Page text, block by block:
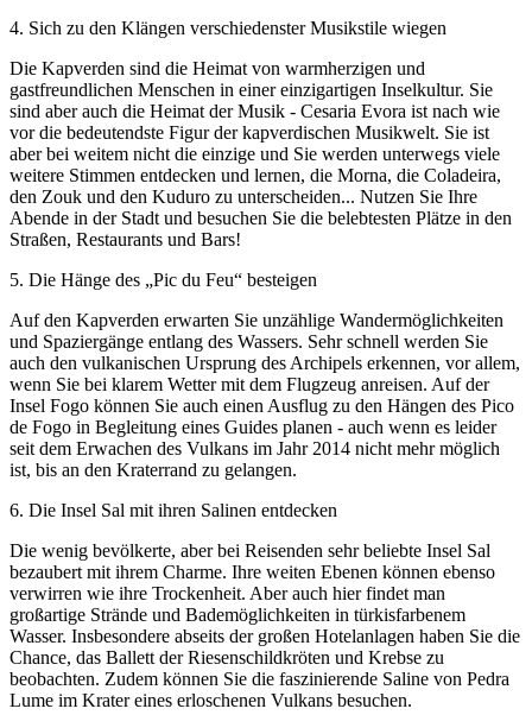
4. Sich zu den Klängen verschiedenster Musikstile wiegen
Die Kapverden sind die Heimat von warmherzigen und
gastfreundlichen Menschen in einer einzigartigen Inselkultur. Sie
sind aber auch die Heimat der Musik - Cesaria Evora ist nach wie
vor die bedeutendste Figur der kapverdischen Musikwelt. Sie ist
aber bei weitem nicht die einzige und Sie werden unterwegs viele
weitere Stimmen entdecken und lernen, die Morna, die Coladeira,
den Zouk und den Kuduro zu unterscheiden... Nutzen Sie Ihre
Abende in der Stadt und besuchen Sie die belebtesten Plätze in den
Straßen, Restaurants und Bars!
5. Die Hänge des „Pic du Feu“ besteigen
Auf den Kapverden erwarten Sie unzählige Wandermöglichkeiten
und Spaziergänge entlang des Wassers. Sehr schnell werden Sie
auch den vulkanischen Ursprung des Archipels erkennen, vor allem,
wenn Sie bei klarem Wetter mit dem Flugzeug anreisen. Auf der
Insel Fogo können Sie auch einen Ausflug zu den Hängen des Pico
de Fogo in Begleitung eines Guides planen - auch wenn es leider
seit dem Erwachen des Vulkans im Jahr 2014 nicht mehr möglich
ist, bis an den Kraterrand zu gelangen.
6. Die Insel Sal mit ihren Salinen entdecken
Die wenig bevölkerte, aber bei Reisenden sehr beliebte Insel Sal
bezaubert mit ihrem Charme. Ihre weiten Ebenen können ebenso
verwirren wie ihre Trockenheit. Aber auch hier findet man
großartige Strände und Bademöglichkeiten in türkisfarbenem
Wasser. Insbesondere abseits der großen Hotelanlagen haben Sie die
Chance, das Ballett der Riesenschildkröten und Krebse zu
beobachten. Zudem können Sie die faszinierende Saline von Pedra
Lume im Krater eines erloschenen Vulkans besuchen.